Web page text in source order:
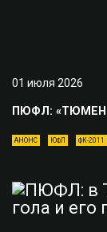
01 июля 2026
ПЮФЛ:
АНОНС ЮФЛ ФК-2011